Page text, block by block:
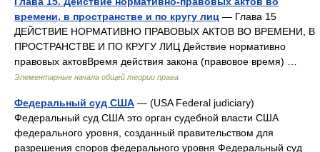
времени, в пространстве и по кругу лиц — Глава 15
ДЕЙСТВИЕ НОРМАТИВНО ПРАВОВЫХ АКТОВ ВО ВРЕМЕНИ, В
ПРОСТРАНСТВЕ И ПО КРУГУ ЛИЦ Действие нормативно
правовых актовВремя действия закона (правовое время) …
Элементарные начала общей теории права
Федеральный суд США — (USA Federal judiciary)
Федеральный суд США это орган судебной власти США
федерального уровня, созданный правительством для
разрешения споров федерального уровня Федеральный суд